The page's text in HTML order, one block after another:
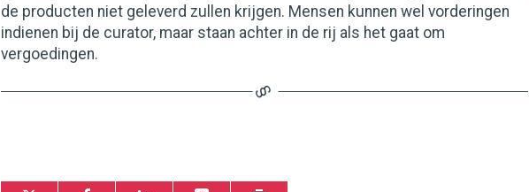
de producten niet geleverd zullen krijgen. Mensen kunnen wel vorderingen
indienen bij de curator, maar staan achter in de rij als het gaat om
vergoedingen.